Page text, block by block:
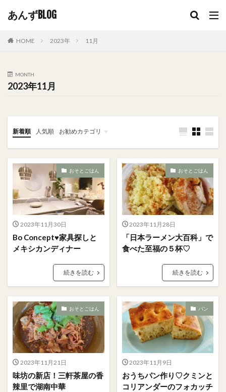
あんずBLOG
HOME 2023年 11月
MONTH
2023年11月
新着順 人気順 お勧めカテゴリ
恋愛
おうちごはん
おそとごはん
おそとごはん
2023年11月30日
Bo Concept♥︎家具探しと
メキシカンディナー
続きを読む
おそとごはん
2023年11月28日
「日本ラーメン大百科」で
食べた至福の５杯♡
続きを読む
おそとごはん
2023年11月21日
味坊の新店！三軒茶屋の香
辣里で湖南中華
パン
2023年11月9日
おうちパン作り♡クミンと
コリアンダーのフォカッチ